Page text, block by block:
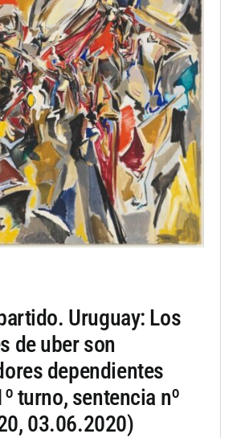
Uruguay: Los
de uber son
dependientes
turno, sentencia nº
03.06.2020)